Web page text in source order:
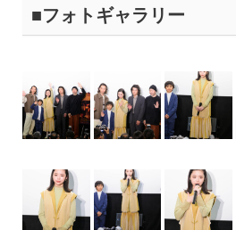
■フォトギャラリー